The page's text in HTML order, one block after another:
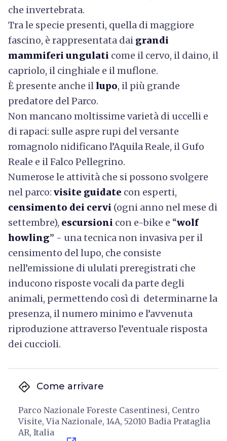
che invertebrata.
Tra le specie presenti, quella di maggiore
fascino, è rappresentata dai grandi
mammiferi ungulati come il cervo, il daino, il
capriolo, il cinghiale e il muflone.
È presente anche illupo, il più grande
predatore del Parco.
Non mancano moltissime varietà di uccelli e
di rapaci: sulle aspre rupi del versante
romagnolo nidificano l’Aquila Reale, il Gufo
Reale e il Falco Pellegrino.
Numerose le attività che si possono svolgere
nel parco: visite guidate con esperti,
censimento dei cervi (ogni anno nel mese di
settembre), escursioni con e-bike e “wolf
howling” - una tecnica non invasiva per il
censimento del lupo, che consiste
nell’emissione di ululati preregistrati che
inducono risposte vocali da parte degli
animali, permettendo così di determinarne la
presenza, il numero minimo e l’avvenuta
riproduzione attraverso l’eventuale risposta
dei cuccioli.
directions Come arrivare
Parco Nazionale Foreste Casentinesi, Centro
Visite, Via Nazionale, 14A, 52010 Badia Prataglia
AR, Italia